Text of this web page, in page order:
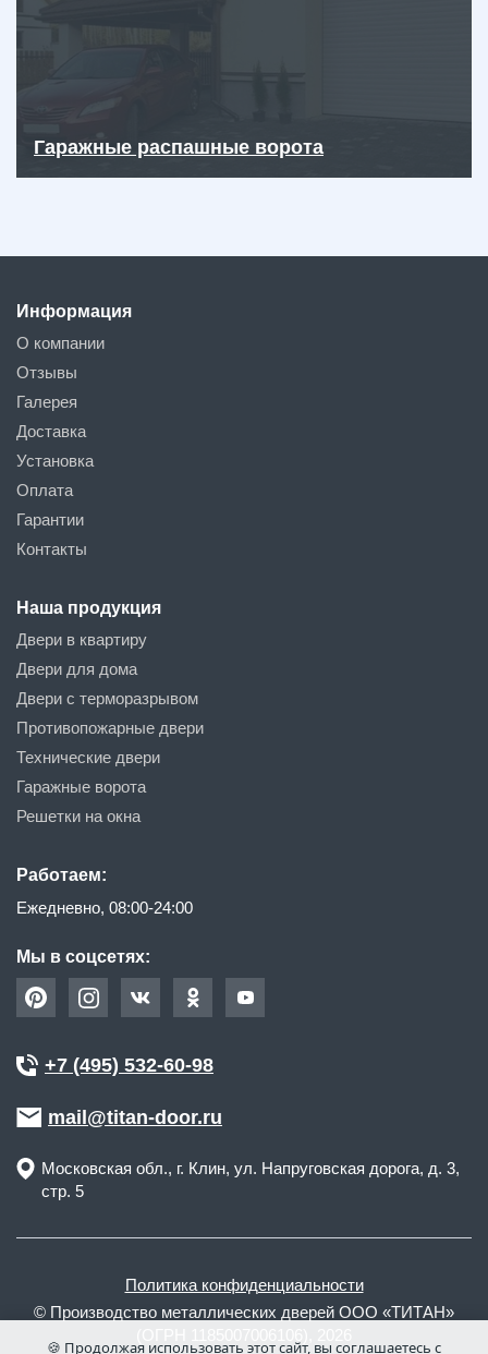
Гаражные распашные ворота
Информация
О компании
Отзывы
Галерея
Доставка
Установка
Оплата
Гарантии
Контакты
Наша продукция
Двери в квартиру
Двери для дома
Двери с терморазрывом
Противопожарные двери
Технические двери
Гаражные ворота
Решетки на окна
Работаем:
Ежедневно, 08:00-24:00
Мы в соцсетях:
+7 (495) 532-60-98
mail@titan-door.ru
Московская обл., г. Клин, ул. Напруговская дорога, д. 3,
стр. 5
Политика конфиденциальности
© Производство металлических дверей ООО «ТИТАН»
🍪 Продолжая использовать этот сайт, вы соглашаетесь с